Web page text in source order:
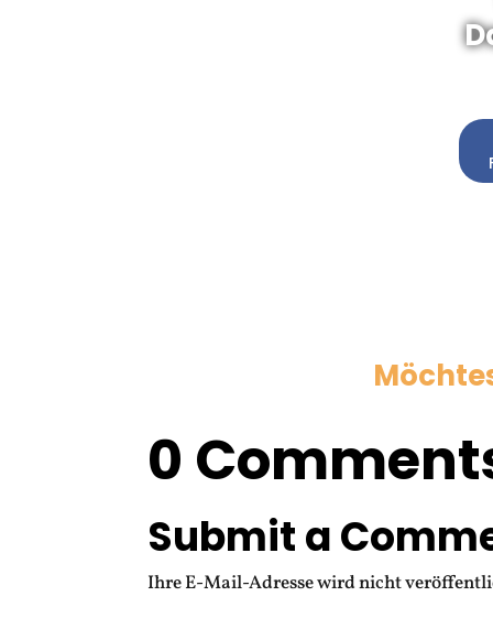
0
Submit a
Ihre E-Mail-Adresse wird nicht